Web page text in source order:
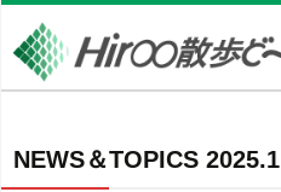
NEWS＆TOPICS 2025.1